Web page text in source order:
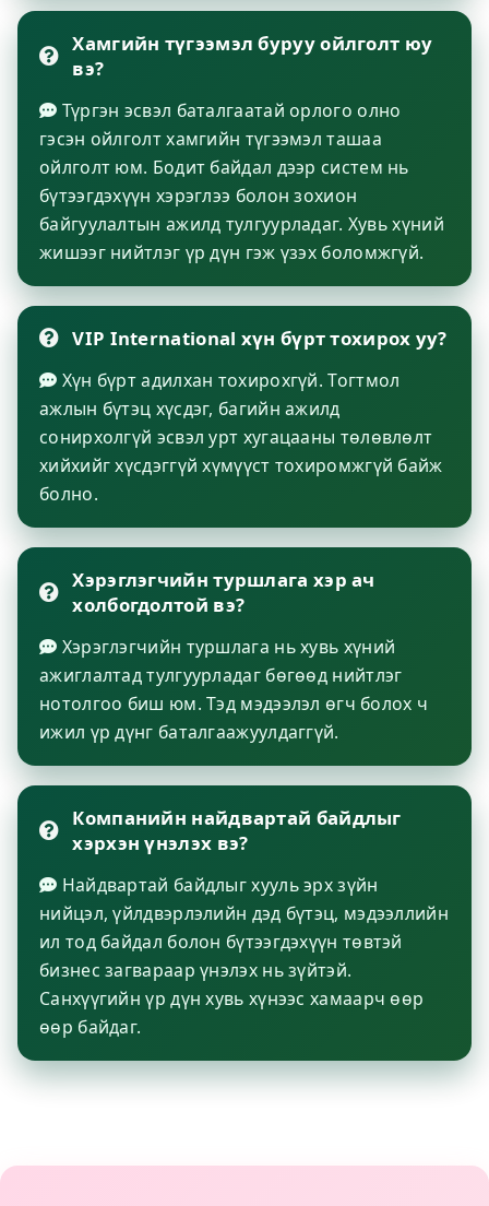
Хамгийн түгээмэл буруу ойлголт юу
вэ?
Түргэн эсвэл баталгаатай орлого олно
гэсэн ойлголт хамгийн түгээмэл ташаа
ойлголт юм. Бодит байдал дээр систем нь
бүтээгдэхүүн хэрэглээ болон зохион
байгуулалтын ажилд тулгуурладаг. Хувь хүний
жишээг нийтлэг үр дүн гэж үзэх боломжгүй.
VIP International хүн бүрт тохирох уу?
Хүн бүрт адилхан тохирохгүй. Тогтмол
ажлын бүтэц хүсдэг, багийн ажилд
сонирхолгүй эсвэл урт хугацааны төлөвлөлт
хийхийг хүсдэггүй хүмүүст тохиромжгүй байж
болно.
Хэрэглэгчийн туршлага хэр ач
холбогдолтой вэ?
Хэрэглэгчийн туршлага нь хувь хүний
ажиглалтад тулгуурладаг бөгөөд нийтлэг
нотолгоо биш юм. Тэд мэдээлэл өгч болох ч
ижил үр дүнг баталгаажуулдаггүй.
Компанийн найдвартай байдлыг
хэрхэн үнэлэх вэ?
Найдвартай байдлыг хууль эрх зүйн
нийцэл, үйлдвэрлэлийн дэд бүтэц, мэдээллийн
ил тод байдал болон бүтээгдэхүүн төвтэй
бизнес загвараар үнэлэх нь зүйтэй.
Санхүүгийн үр дүн хувь хүнээс хамаарч өөр
өөр байдаг.